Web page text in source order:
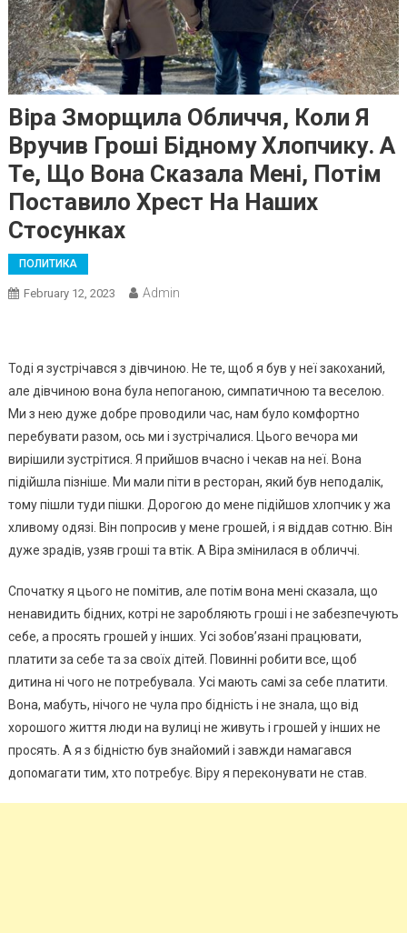
Віра Зморщила Обличчя, Коли Я
Вручив Гроші Бідному Хлопчику. А
Те, Що Вона Сказала Мені, Потім
Поставило Хрест На Наших
Стосунках
ПОЛИТИКА
February 12, 2023 Admin
Тоді я зустрічався з дівчиною. Не те, щоб я був у неї закоханий,
але дівчиною вона була непоганою, симпатичною та веселою.
Ми з нею дуже добре проводили час, нам було комфортно
перебувати разом, ось ми і зустрічалися. Цього вечора ми
вирішили зустрітися. Я прийшов вчасно і чекав на неї. Вона
підійшла пізніше. Ми мали піти в ресторан, який був неподалік,
тому пішли туди пішки. Дорогою до мене підійшов хлопчик у жа
хливому одязі. Він попросив у мене грошей, і я віддав сотню. Він
дуже зрадів, узяв гроші та втік. А Віра змінилася в обличчі.
Спочатку я цього не помітив, але потім вона мені сказала, що
ненавидить бідних, котрі не заробляють гроші і не забезпечують
себе, а просять грошей у інших. Усі зобов’язані працювати,
платити за себе та за своїх дітей. Повинні робити все, щоб
дитина ні чого не потребувала. Усі мають самі за себе платити.
Вона, мабуть, нічого не чула про бідність і не знала, що від
хорошого життя люди на вулиці не живуть і грошей у інших не
просять. А я з бідністю був знайомий і завжди намагався
допомагати тим, хто потребує. Віру я переконувати не став.